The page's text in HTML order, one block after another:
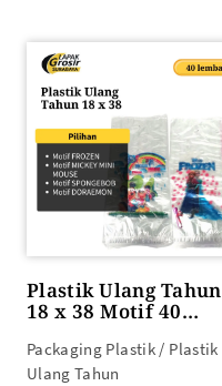
Plastik Ulang Tahun
18 x 38 Motif 40
Packaging Plastik / Plastik
Ulang Tahun